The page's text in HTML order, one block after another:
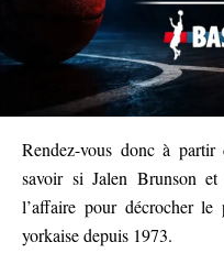
Rendez-vous donc à
savoir si Jalen Brunson
l’affaire pour décrocher
yorkaise depuis 1973.